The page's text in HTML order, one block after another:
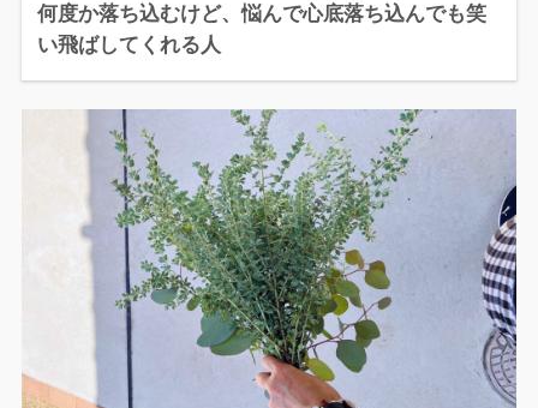
何度か落ち込むけど、悩んで心底落ち込んでも笑
い飛ばしてくれる人